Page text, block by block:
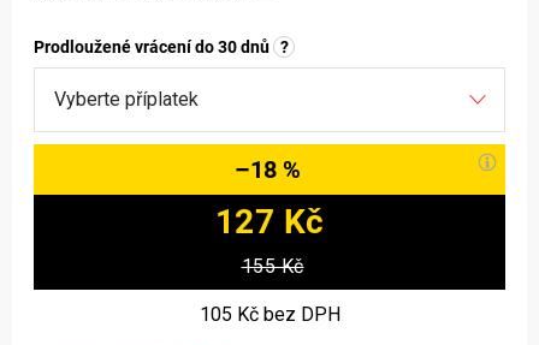
Prodloužené vrácení do 30 dnů ?
155 Kč
–18 %
127 Kč
105 Kčbez DPH